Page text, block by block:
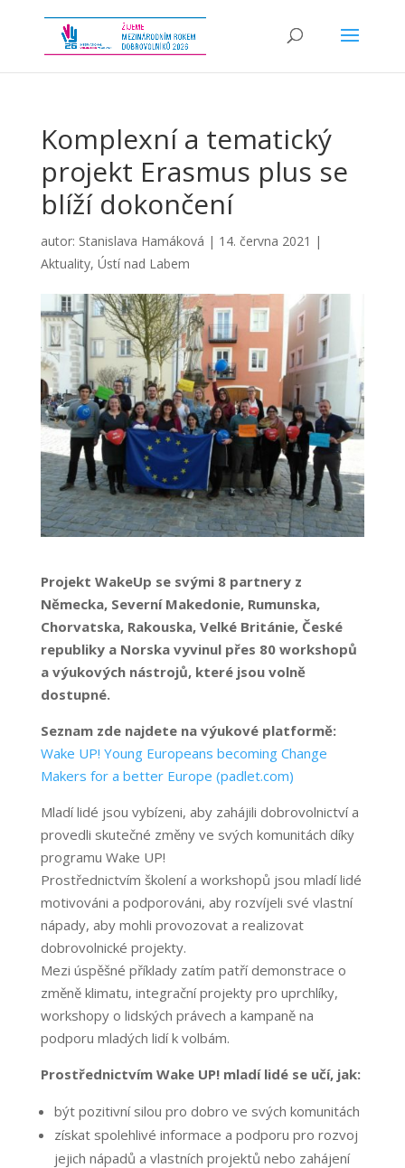
Komplexní a tematický
projekt Erasmus plus se
blíží dokončení
autor: Stanislava Hamáková | 14. června 2021 |
Aktuality, Ústí nad Labem
Projekt WakeUp se svými 8 partnery z
Německa, Severní Makedonie, Rumunska,
Chorvatska, Rakouska, Velké Británie, České
republiky a Norska vyvinul přes 80 workshopů
a výukových nástrojů, které jsou volně
dostupné.
Seznam zde najdete na výukové platformě:
Wake UP! Young Europeans becoming Change
Makers for a better Europe (padlet.com)
Mladí lidé jsou vybízeni, aby zahájili dobrovolnictví a
provedli skutečné změny ve svých komunitách díky
programu Wake UP!
Prostřednictvím školení a workshopů jsou mladí lidé
motivováni a podporováni, aby rozvíjeli své vlastní
nápady, aby mohli provozovat a realizovat
dobrovolnické projekty.
Mezi úspěšné příklady zatím patří demonstrace o
změně klimatu, integrační projekty pro uprchlíky,
workshopy o lidských právech a kampaně na
podporu mladých lidí k volbám.
Prostřednictvím Wake UP! mladí lidé se učí, jak:
být pozitivní silou pro dobro ve svých komunitách
získat spolehlivé informace a podporu pro rozvoj
jejich nápadů a vlastních projektů nebo zahájení